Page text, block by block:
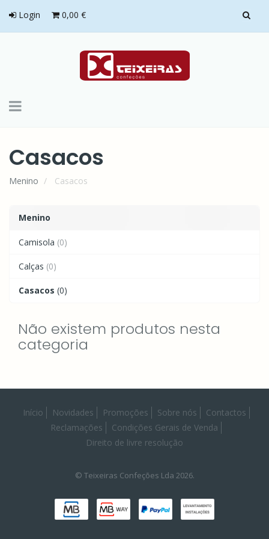
Login 0,00 €
Toggle
Casacos
Menino Casacos
Menino
Camisola (0)
Calças (0)
Casacos (0)
Não existem produtos nesta
categoria
Início Novidades Promoções Sobre nós
Contactos
Reclamações
Condições Gerais de Venda
Direito de livre resolução
© Teixeiras Confeções Lda 2026.